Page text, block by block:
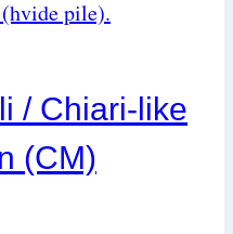
/ Chiari-like
(CM)